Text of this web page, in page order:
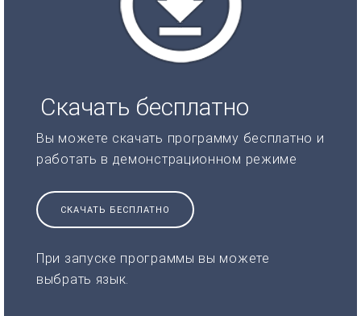
Скачать бесплатно
Вы можете скачать программу бесплатно и
работать в демонстрационном режиме
СКАЧАТЬ БЕСПЛАТНО
При запуске программы вы можете
выбрать язык.